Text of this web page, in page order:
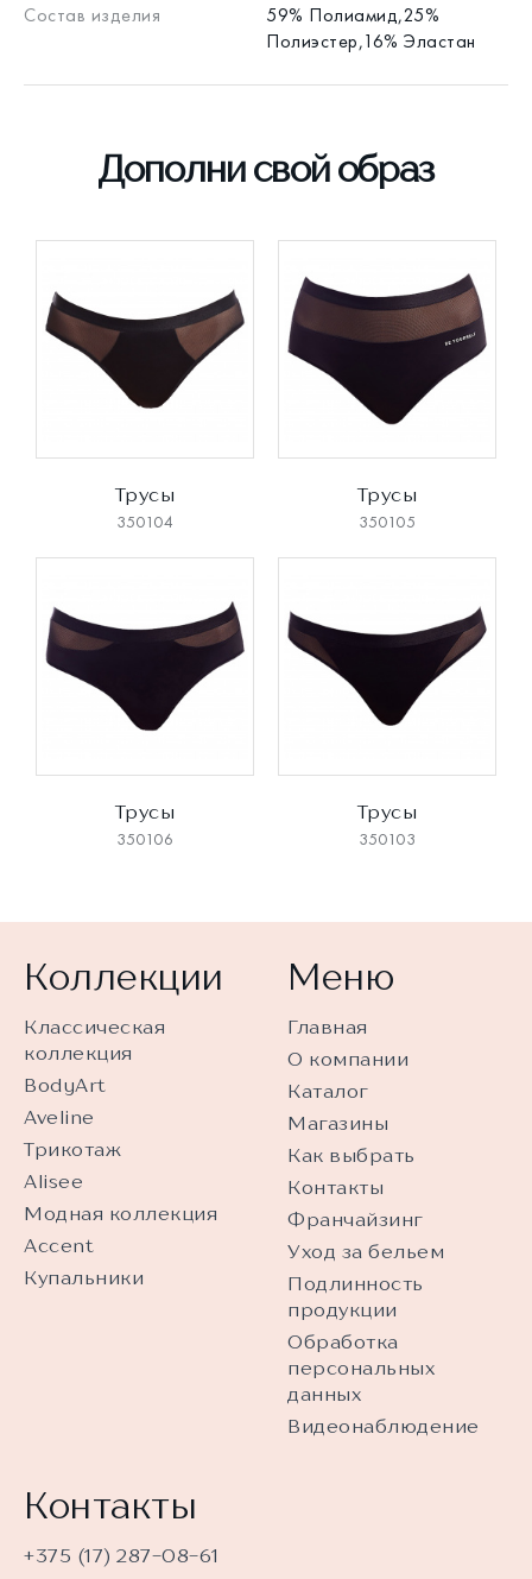
Состав изделия
59% Полиамид,25%
Полиэстер,16% Эластан
Дополни свой образ
Трусы
350104
Трусы
350105
Трусы
350106
Трусы
350103
Коллекции
Классическая
коллекция
BodyArt
Aveline
Трикотаж
Alisee
Модная коллекция
Accent
Купальники
Меню
Главная
О компании
Каталог
Магазины
Как выбрать
Контакты
Франчайзинг
Уход за бельем
Подлинность
продукции
Обработка
персональных
данных
Видеонаблюдение
Контакты
+375 (17) 287-08-61